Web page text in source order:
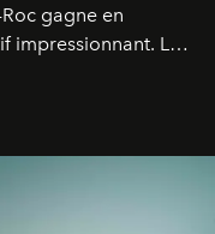
gagne en
impressionnant. Le
son SUV
Et le pari semble